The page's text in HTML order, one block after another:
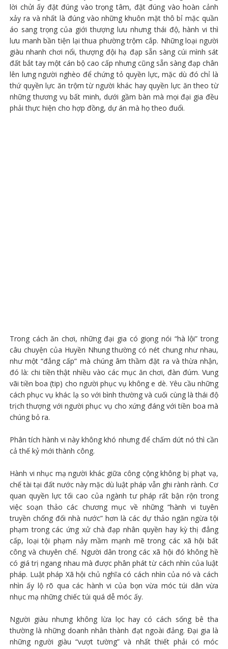
lời chửi ấy đặt đúng vào trọng tâm, đặt đúng vào hoàn cảnh
xảy ra và nhất là đúng vào những khuôn mặt thô bỉ mặc quần
áo sang trọng của giới thượng lưu nhưng thái độ, hành vi thì
lưu manh bần tiện lại thua phường trộm cắp. Những loại người
giàu nhanh chơi nổi, thượng đội hạ đạp sẵn sàng cúi mình sát
đất bắt tay một cán bộ cao cấp nhưng cũng sẵn sàng đạp chân
lên lưng người nghèo để chứng tỏ quyền lực, mặc dù đó chỉ là
thứ quyền lực ăn trộm từ người khác hay quyền lực ăn theo từ
những thương vụ bất minh, dưới gầm bàn mà mọi đại gia đều
phải thực hiện cho hợp đồng, dự án mà họ theo đuổi.
Trong cách ăn chơi, những đại gia có giọng nói “hà lội” trong
câu chuyện của Huyền Nhung thường có nét chung như nhau,
như một “đẳng cấp” mà chúng âm thầm đặt ra và thừa nhận,
đó là: chi tiền thật nhiều vào các mục ăn chơi, đàn đúm. Vung
vãi tiền boa (tip) cho người phục vụ không e dè. Yêu cầu những
cách phục vụ khác lạ so với bình thường và cuối cùng là thái độ
trịch thượng với người phục vụ cho xứng đáng với tiền boa mà
chúng bỏ ra.
Phân tích hành vi này không khó nhưng để chấm dứt nó thì cần
cả thế kỷ mới thành công.
Hành vi nhục mạ người khác giữa công cộng không bị phạt vạ,
chế tài tại đất nước này mặc dù luật pháp vẫn ghi rành rành. Cơ
quan quyền lực tối cao của ngành tư pháp rất bận rộn trong
việc soạn thảo các chương mục về những “hành vi tuyên
truyền chống đối nhà nước” hơn là các dự thảo ngăn ngừa tội
phạm trong các ứng xử chà đạp nhân quyền hay kỳ thị đẳng
cấp, loại tội phạm nảy mầm mạnh mẽ trong các xã hội bất
công và chuyên chế. Người dân trong các xã hội đó không hề
có giá trị ngang nhau mà được phân phát từ cách nhìn của luật
pháp. Luật pháp Xã hội chủ nghĩa có cách nhìn của nó và cách
nhìn ấy lộ rõ qua các hành vi của bọn vừa móc túi dân vừa
nhục mạ những chiếc túi quá dễ móc ấy.
Người giàu nhưng không lừa lọc hay có cách sống bê tha
thường là những doanh nhân thành đạt ngoài đảng. Đại gia là
những người giàu “vượt tường” và nhất thiết phải có móc